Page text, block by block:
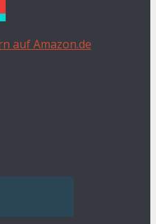
auf Amazon.de